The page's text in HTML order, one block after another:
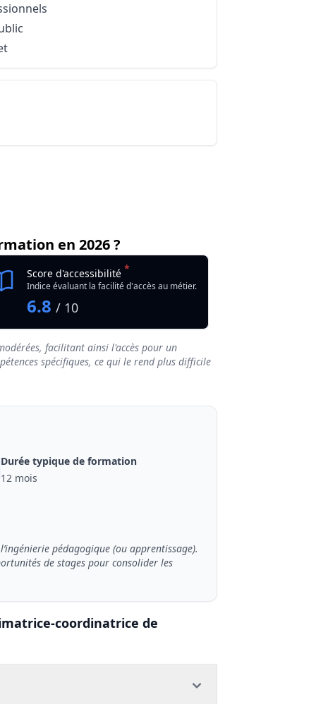
formationAnimateur-coordinateur / Animatrice-
en 2026 ?
Score d'accessibilité *
Indice évaluant la facilité d'accès au métier.
6.8/ 10
facilitant ainsi l'accès pour un
spécifiques, ce qui le rend plus difficile
Durée typique de formation
12 mois
pédagogique (ou apprentissage).
de stages pour consolider les
coordinatrice de